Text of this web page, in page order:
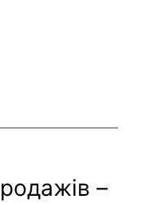
–